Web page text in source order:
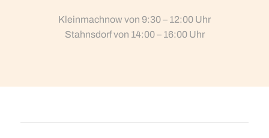
Kleinmachnow von 9:30 – 12:00 Uhr
Stahnsdorf von 14:00 – 16:00 Uhr